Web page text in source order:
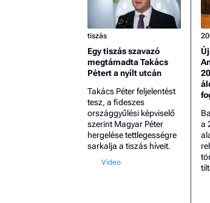
tiszás
Egy tiszás szavazó
megtámadta Takács
Pétert a nyílt utcán
Takács Péter feljelentést
tesz, a fideszes
országgyűlési képviselő
szerint Magyar Péter
hergelése tettlegességre
sarkalja a tiszás híveit.
a